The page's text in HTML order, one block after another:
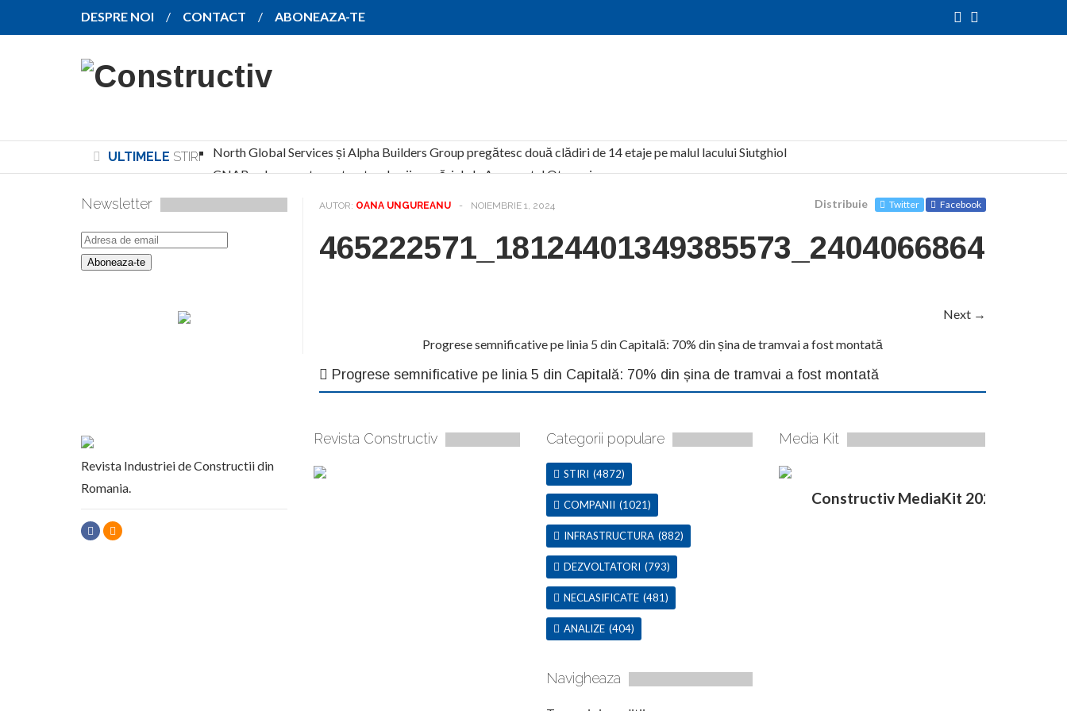
DESPRE NOI CONTACT ABONEAZA-TE
ULTIMELE STIRI
North Global Services și Alpha Builders Group pregătesc două clădiri de 14 etaje pe malul lacului Siutghiol
CNAB a desemnat constructorul noii parcări de la Aeroportul Otopeni
Noul stadion Dinamo primește undă verde pentru heliport
Diehl Aviation inaugurează lângă Craiova o fabrică de 12.000 mp dezvoltată de Global Vision
PMB, Sectorul 2, CJ Ilfov și Primăria Voluntari se asociază pentru realizarea Pasajului Petricani
Ghai Family Holding dezvoltă un proiect rezidențial cu 650 de apartamente pe un teren achiziționat în Pipera
Compania 2×1 Holding ridică un bloc cu 49 de apartamente în Constanța
AUTOR: OANA UNGUREANU - NOIEMBRIE 1, 2024 Distribuie Twitter Facebook
Next →
Progrese semnificative pe linia 5 din Capitală: 70% din șina de tramvai a fost montată
Progrese semnificative pe linia 5 din Capitală: 70% din șina de tramvai a fost montată
Newsletter
Revista Industriei de Constructii din
Romania.
Revista Constructiv Categorii populare
STIRI (4872)
COMPANII (1021)
INFRASTRUCTURA (882)
DEZVOLTATORI (793)
NECLASIFICATE (481)
ANALIZE (404)
Navigheaza
Media Kit
Constructiv MediaKit 2020